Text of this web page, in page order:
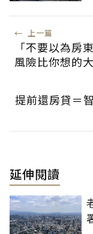
← 上一篇
「不要以為房
風險比你想的大
提前還房貸＝
延伸閱讀